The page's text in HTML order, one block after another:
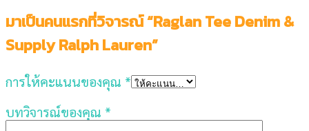
มาเป็นคนแรกที่วิจารณ์ “Raglan Tee Denim &
Supply Ralph Lauren”
การให้คะแนนของคุณ *
บทวิจารณ์ของคุณ *